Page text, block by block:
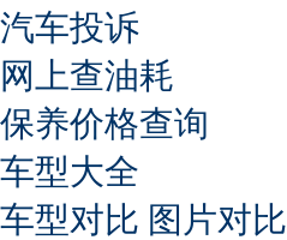
汽车投诉
网上查油耗
保养价格查询
车型大全
车型对比 图片对比